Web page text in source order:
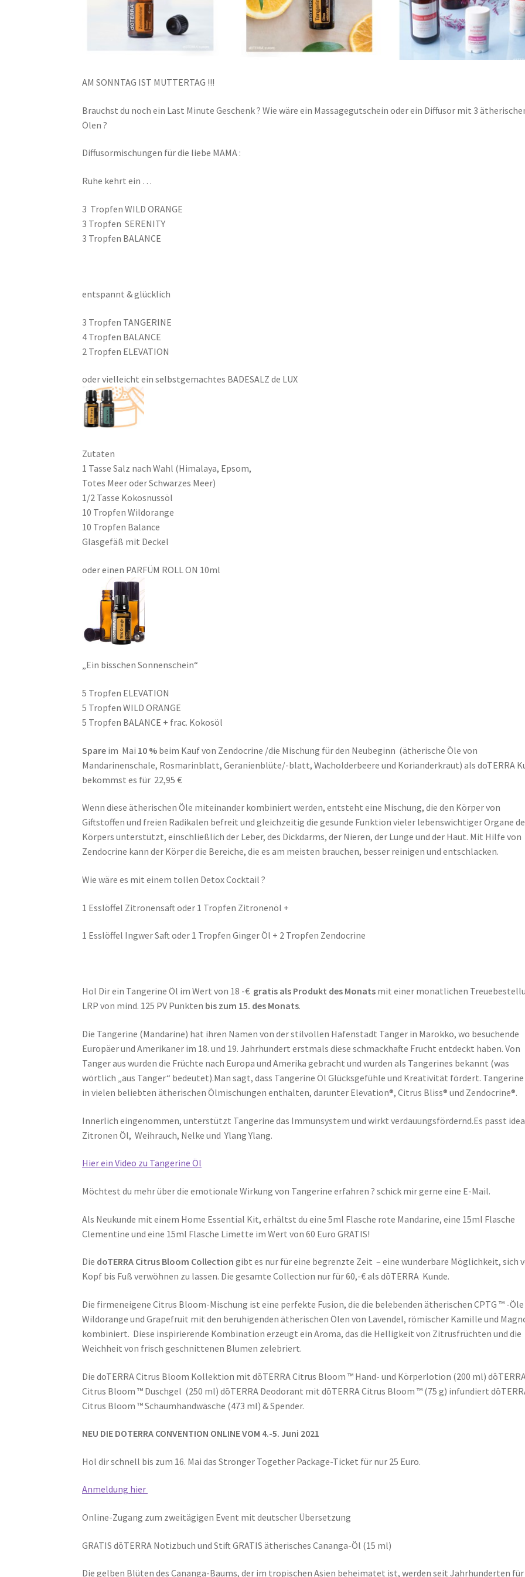
AM SONNTAG IST MUTTERTAG !!!
Brauchst du noch ein Last Minute Geschenk ? Wie wäre ein Massagegutschein oder ein Diffusor mit 3
Ölen ?
Diffusormischungen für die liebe MAMA :
Ruhe kehrt ein …
3 Tropfen WILD ORANGE
3 Tropfen SERENITY
3 Tropfen BALANCE
entspannt & glücklich
3 Tropfen TANGERINE
4 Tropfen BALANCE
2 Tropfen ELEVATION
oder vielleicht ein selbstgemachtes BADESALZ de LUX
Zutaten
1 Tasse Salz nach Wahl (Himalaya, Epsom,
Totes Meer oder Schwarzes Meer)
1/2 Tasse Kokosnussöl
10 Tropfen Wildorange
10 Tropfen Balance
Glasgefäß mit Deckel
oder einen PARFÜM ROLL ON 10ml
„Ein bisschen Sonnenschein“
5 Tropfen ELEVATION
5 Tropfen WILD ORANGE
5 Tropfen BALANCE + frac. Kokosöl
Spare im Mai 10 % beim Kauf von Zendocrine /die Mischung für den Neubeginn (ätherische Öle von
Mandarinenschale, Rosmarinblatt, Geranienblüte/-blatt, Wacholderbeere und Korianderkraut) als doTERRA
bekommst es für 22,95 €
Wenn diese ätherischen Öle miteinander kombiniert werden, entsteht eine Mischung, die den Körper von
Giftstoffen und freien Radikalen befreit und gleichzeitig die gesunde Funktion vieler lebenswichtiger Organe
Körpers unterstützt, einschließlich der Leber, des Dickdarms, der Nieren, der Lunge und der Haut. Mit Hilfe von
Zendocrine kann der Körper die Bereiche, die es am meisten brauchen, besser reinigen und entschlacken.
Wie wäre es mit einem tollen Detox Cocktail ?
1 Esslöffel Zitronensaft oder 1 Tropfen Zitronenöl +
1 Esslöffel Ingwer Saft oder 1 Tropfen Ginger Öl + 2 Tropfen Zendocrine
Hol Dir ein Tangerine Öl im Wert von 18 -€ gratis als Produkt des Monats mit einer monatlichen
LRP von mind. 125 PV Punkten bis zum 15. des Monats.
Die Tangerine (Mandarine) hat ihren Namen von der stilvollen Hafenstadt Tanger in Marokko, wo besuchende
Europäer und Amerikaner im 18. und 19. Jahrhundert erstmals diese schmackhafte Frucht entdeckt haben. Von
Tanger aus wurden die Früchte nach Europa und Amerika gebracht und wurden als Tangerines bekannt (was
wörtlich „aus Tanger“ bedeutet).Man sagt, dass Tangerine Öl Glücksgefühle und Kreativität fördert.
in vielen beliebten ätherischen Ölmischungen enthalten, darunter Elevation®, Citrus Bliss® und Zendocrine®.
Innerlich eingenommen, unterstützt Tangerine das Immunsystem und wirkt verdauungsfördernd.Es passt
Zitronen Öl, Weihrauch, Nelke und Ylang Ylang.
Hier ein Video zu Tangerine Öl
Möchtest du mehr über die emotionale Wirkung von Tangerine erfahren ? schick mir gerne eine E-Mail.
Als Neukunde mit einem Home Essential Kit, erhältst du eine 5ml Flasche rote Mandarine, eine 15ml Flasche
Clementine und eine 15ml Flasche Limette im Wert von 60 Euro GRATIS!
Die doTERRA Citrus Bloom Collection gibt es nur für eine begrenzte Zeit – eine wunderbare Möglichkeit, sich
Kopf bis Fuß verwöhnen zu lassen. Die gesamte Collection nur für 60,-€ als dōTERRA Kunde.
Die firmeneigene Citrus Bloom-Mischung ist eine perfekte Fusion, die die belebenden ätherischen CPTG ™ -
Wildorange und Grapefruit mit den beruhigenden ätherischen Ölen von Lavendel, römischer Kamille und
kombiniert. Diese inspirierende Kombination erzeugt ein Aroma, das die Helligkeit von Zitrusfrüchten und die
Weichheit von frisch geschnittenen Blumen zelebriert.
Die doTERRA Citrus Bloom Kollektion mit dōTERRA Citrus Bloom ™ Hand- und Körperlotion (200 ml)
Citrus Bloom ™ Duschgel (250 ml) dōTERRA Deodorant mit dōTERRA Citrus Bloom ™ (75 g) infundiert
Citrus Bloom ™ Schaumhandwäsche (473 ml) & Spender.
NEU DIE DOTERRA CONVENTION ONLINE VOM 4.-5. Juni 2021
Hol dir schnell bis zum 16. Mai das Stronger Together Package-Ticket für nur 25 Euro.
Anmeldung hier
Online-Zugang zum zweitägigen Event mit deutscher Übersetzung
GRATIS dōTERRA Notizbuch und Stift GRATIS ätherisches Cananga-Öl (15 ml)
Die gelben Blüten des Cananga-Baums, der im tropischen Asien beheimatet ist, werden seit Jahrhunderten für